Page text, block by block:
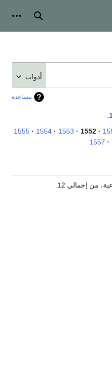
بحث
أدوات
مساعدة
1552
1553
1554
1555
1557